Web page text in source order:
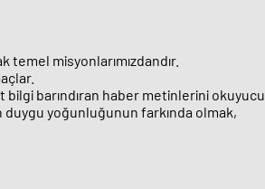
temel misyonlarımızdandır.
bilgi barındıran haber metinlerini okuyucu
duygu yoğunluğunun farkında olmak,